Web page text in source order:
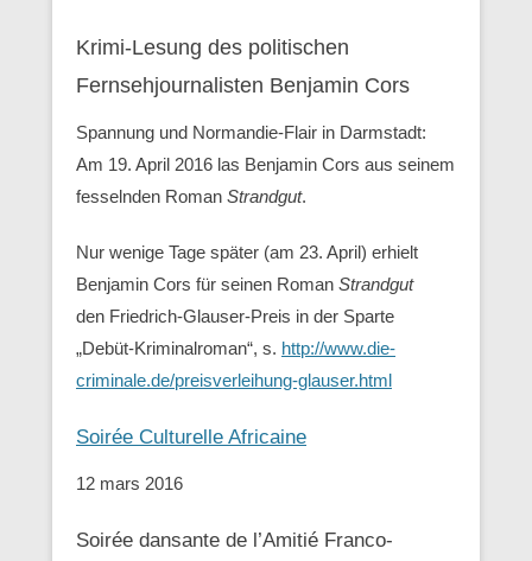
Krimi-Lesung des politischen
Fernsehjournalisten Benjamin Cors
Spannung und Normandie-Flair in Darmstadt:
Am 19. April 2016 las Benjamin Cors aus seinem
fesselnden Roman Strandgut.
Nur wenige Tage später (am 23. April) erhielt
Benjamin Cors für seinen Roman Strandgut
den Friedrich-Glauser-Preis in der Sparte
„Debüt-Kriminalroman“, s. http://www.die-
criminale.de/preisverleihung-glauser.html
Soirée Culturelle Africaine
12 mars 2016
Soirée dansante de l’Amitié Franco-